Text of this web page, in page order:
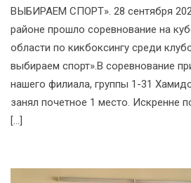
ВЫБИРАЕМ СПОРТ». 28 сентября
районе прошло соревнование на
области по кикбоксингу среди
выбираем спорт».В соревнование
нашего филиала, группы 1-31
занял почетное 1 место. Искренне
[…]